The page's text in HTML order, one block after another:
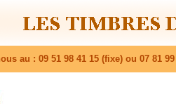
au : 09 51 98 41 15 (fixe) ou 07 81